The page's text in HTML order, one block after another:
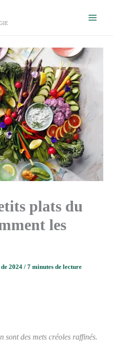
plats du
les
2024 / 7 minutes de lecture
sont des mets créoles raffinés.